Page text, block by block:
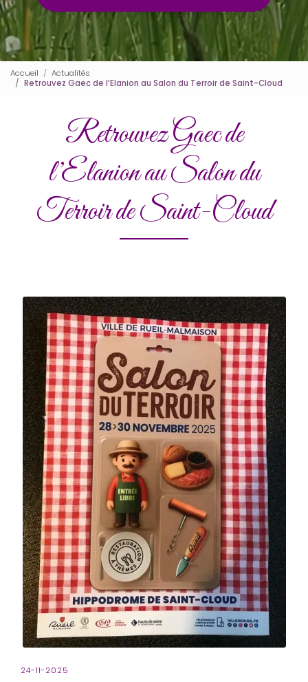
Accueil
Actualités
Retrouvez Gaec de l’Elanion au Salon du Terroir de Saint-Cloud
Retrouvez Gaec de
l’Elanion au Salon du
Terroir de Saint-Cloud
24-11-2025